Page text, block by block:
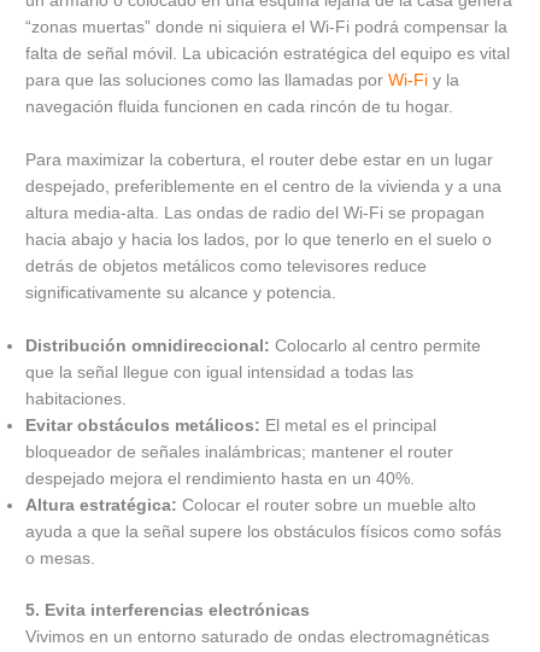
“zonas muertas” donde ni siquiera el Wi-Fi podrá compensar la
falta de señal móvil. La ubicación estratégica del equipo es vital
para que las soluciones como las llamadas porWi-Fi y la
navegación fluida funcionen en cada rincón de tu hogar.
Para maximizar la cobertura, el router debe estar en un lugar
despejado, preferiblemente en el centro de la vivienda y a una
altura media-alta. Las ondas de radio del Wi-Fi se propagan
hacia abajo y hacia los lados, por lo que tenerlo en el suelo o
detrás de objetos metálicos como televisores reduce
significativamente su alcance y potencia.
Distribución omnidireccional: Colocarlo al centro permite
que la señal llegue con igual intensidad a todas las
habitaciones.
Evitar obstáculos metálicos: El metal es el principal
bloqueador de señales inalámbricas; mantener el router
despejado mejora el rendimiento hasta en un 40%.
Altura estratégica: Colocar el router sobre un mueble alto
ayuda a que la señal supere los obstáculos físicos como sofás
o mesas.
5. Evita interferencias electrónicas
Vivimos en un entorno saturado de ondas electromagnéticas